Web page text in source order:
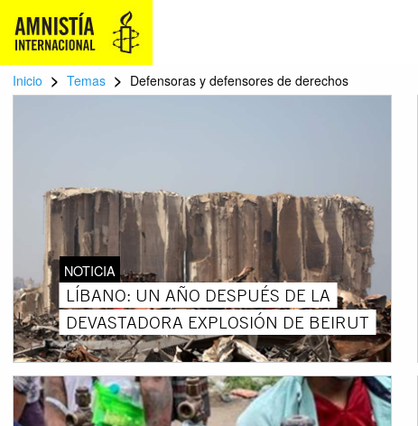
Inicio > Temas > Defensoras y defensores de derechos
NOTICIA
LÍBANO: UN AÑO DESPUÉS DE LA
DEVASTADORA EXPLOSIÓN DE BEIRUT